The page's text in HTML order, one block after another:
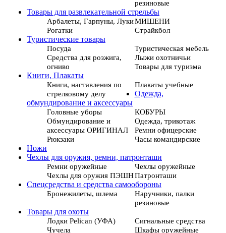
резиновые
Товары для развлекательной стрельбы
Арбалеты, Гарпуны, ЛукиМИШЕНИ
Рогатки
Страйкбол
Туристические товары
Посуда
Туристическая мебель
Средства для розжига,
огниво
Лыжи охотничьи
Товары для туризма
Книги, Плакаты
Книги, наставления по
стрелковому делу
Плакаты учебные
Одежда,
обмундирование и аксессуары
Головные уборы
КОБУРЫ
Обмундирование и
аксессуары ОРИГИНАЛ
Одежда, трикотаж
Ремни офицерские
Рюкзаки
Часы командирские
Ножи
Чехлы для оружия, ремни, патронташи
Ремни оружейные
Чехлы оружейные
Чехлы для оружия ПЭШНПатронташи
Спецсредства и средства самообороны
Бронежилеты, шлема
Наручники, палки
резиновые
Товары для охоты
Лодки Pelican (УФА)
Сигнальные средства
Чучела
Шкафы оружейные